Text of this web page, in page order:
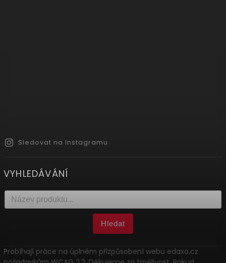
Sledovat na Instagramu
VYHLEDÁVÁNÍ
Hledat
Probíhají práce na úplném přizpůsobení webu edaxo.cz